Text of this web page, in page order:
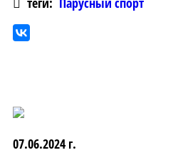
07.06.2024 г.